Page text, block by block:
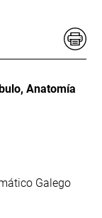
Anatomía
Galego